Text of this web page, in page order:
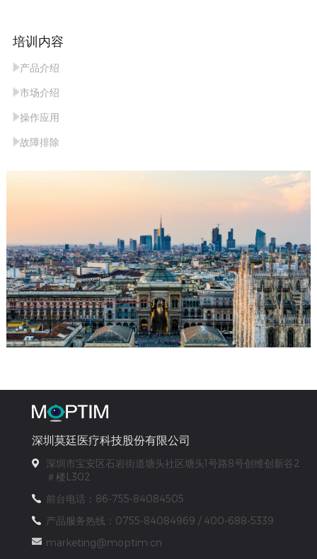
培训内容
产品介绍
市场介绍
操作应用
故障排除
深圳莫廷医疗科技股份有限公司
深圳市宝安区石岩街道塘头社区塘头1号路8号创维创新谷2
＃楼L302
前台电话：86-755-84084505
产品服务热线：0755-84084969 / 400-688-5339
marketing@moptim.cn